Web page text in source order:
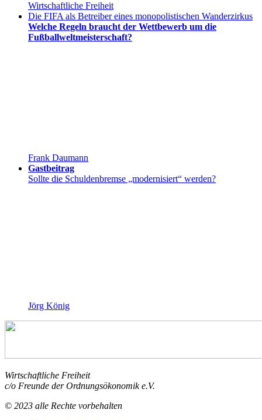
Wirtschaftliche Freiheit
Die FIFA als Betreiber eines monopolistischen Wanderzirkus
Welche Regeln braucht der Wettbewerb um die
Fußballweltmeisterschaft?
Frank Daumann
Gastbeitrag
Sollte die Schuldenbremse „modernisiert“ werden?
Jörg König
Wirtschaftliche Freiheit
c/o Freunde der Ordnungsökonomik e.V.
© 2023 alle Rechte vorbehalten